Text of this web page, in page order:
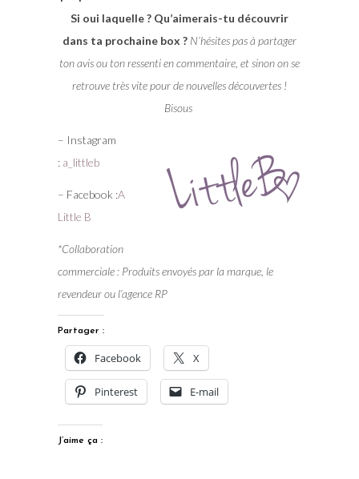
Si oui laquelle ? Qu’aimerais-tu découvrir
dans ta prochaine box ? N’hésites pas à partager
ton avis ou ton ressenti en commentaire, et sinon on se
retrouve très vite pour de nouvelles découvertes !
Bisous
– Instagram
: a_littleb
– Facebook :A
Little B
*Collaboration
commerciale : Produits envoyés par la marque, le
revendeur ou l’agence RP
Partager :
Facebook X
Pinterest E-mail
J’aime ça :